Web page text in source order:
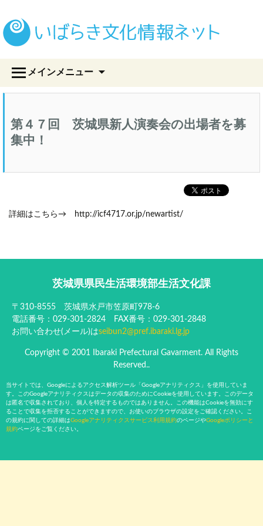
メインメニュー
テ
へ
プ
第４７回 茨城県新人演奏会の出場者を募
集中！
詳細はこちら→ http://icf4717.or.jp/newartist/
茨城県県民生活環境部生活文化課
〒310-8555 茨城県水戸市笠原町978-6
電話番号：029-301-2824 FAX番号：029-301-2848
お問い合わせ(メール)はseibun2@pref.ibaraki.lg.jp
Copyright © 2001 Ibaraki Prefectural Gavarment. All Rights
Reserved..
当サイトでは、Googleによるアクセス解析ツール「Googleアナリティクス」を使用していま
す。このGoogleアナリティクスはデータの収集のためにCookieを使用しています。このデータ
は匿名で収集されており、個人を特定するものではありません。この機能はCookieを無効にす
ることで収集を拒否することができますので、お使いのブラウザの設定をご確認ください。こ
の規約に関しての詳細はGoogleアナリティクスサービス利用規約のページやGoogleポリシーと
規約ページをご覧ください。